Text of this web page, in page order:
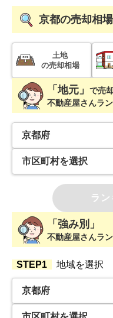
京都の売却相
土地
の売却相場
「地元」 で売
不動産屋さんラ
ラ
「強み別」
不動産屋さんラ
STEP1 地域を選択